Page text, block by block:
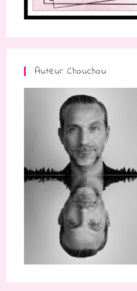
Auteur Chouchou